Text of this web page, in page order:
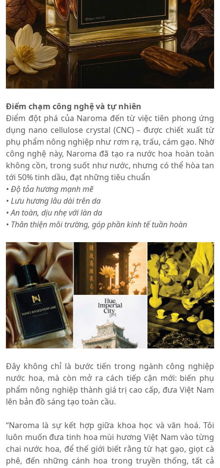
Điểm chạm công nghệ và tự nhiên
Điểm đột phá của Naroma đến từ việc tiên phong ứng
dụng nano cellulose crystal (CNC) – được chiết xuất từ
phụ phẩm nông nghiệp như rơm rạ, trấu, cám gạo. Nhờ
công nghệ này, Naroma đã tạo ra nước hoa hoàn toàn
không cồn, trong suốt như nước, nhưng có thể hòa tan
tới 50% tinh dầu, đạt những tiêu chuẩn
• Độ tỏa hương mạnh mẽ
• Lưu hương lâu dài trên da
• An toàn, dịu nhẹ với làn da
• Thân thiện môi trường, góp phần kinh tế tuần hoàn
Đây không chỉ là bước tiến trong ngành công nghiệp
nước hoa, mà còn mở ra cách tiếp cận mới: biến phụ
phẩm nông nghiệp thành giá trị cao cấp, đưa Việt Nam
lên bản đồ sáng tạo toàn cầu.
“Naroma là sự kết hợp giữa khoa học và văn hoá. Tôi
luôn muốn đưa tinh hoa mùi hương Việt Nam vào từng
chai nước hoa, để thế giới biết rằng từ hạt gạo, giọt cà
phê, đến những cánh hoa trong truyền thống, tất cả